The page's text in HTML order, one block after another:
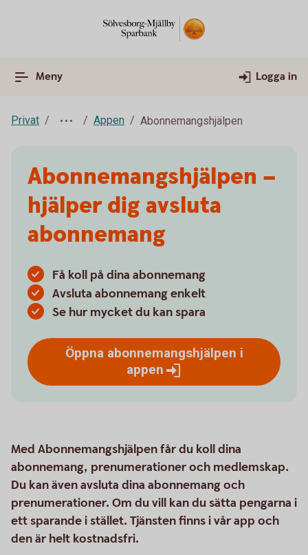
Meny Logga in
Privat Appen Abonnemangshjälpen
Abonnemangshjälpen –
hjälper dig avsluta
abonnemang
Få koll på dina abonnemang
Avsluta abonnemang enkelt
Se hur mycket du kan spara
Öppna abonnemangshjälpen i
appen
Med Abonnemangshjälpen får du koll dina
abonnemang, prenumerationer och medlemskap.
Du kan även avsluta dina abonnemang och
prenumerationer. Om du vill kan du sätta pengarna i
ett sparande i stället. Tjänsten finns i vår app och
den är helt kostnadsfri.